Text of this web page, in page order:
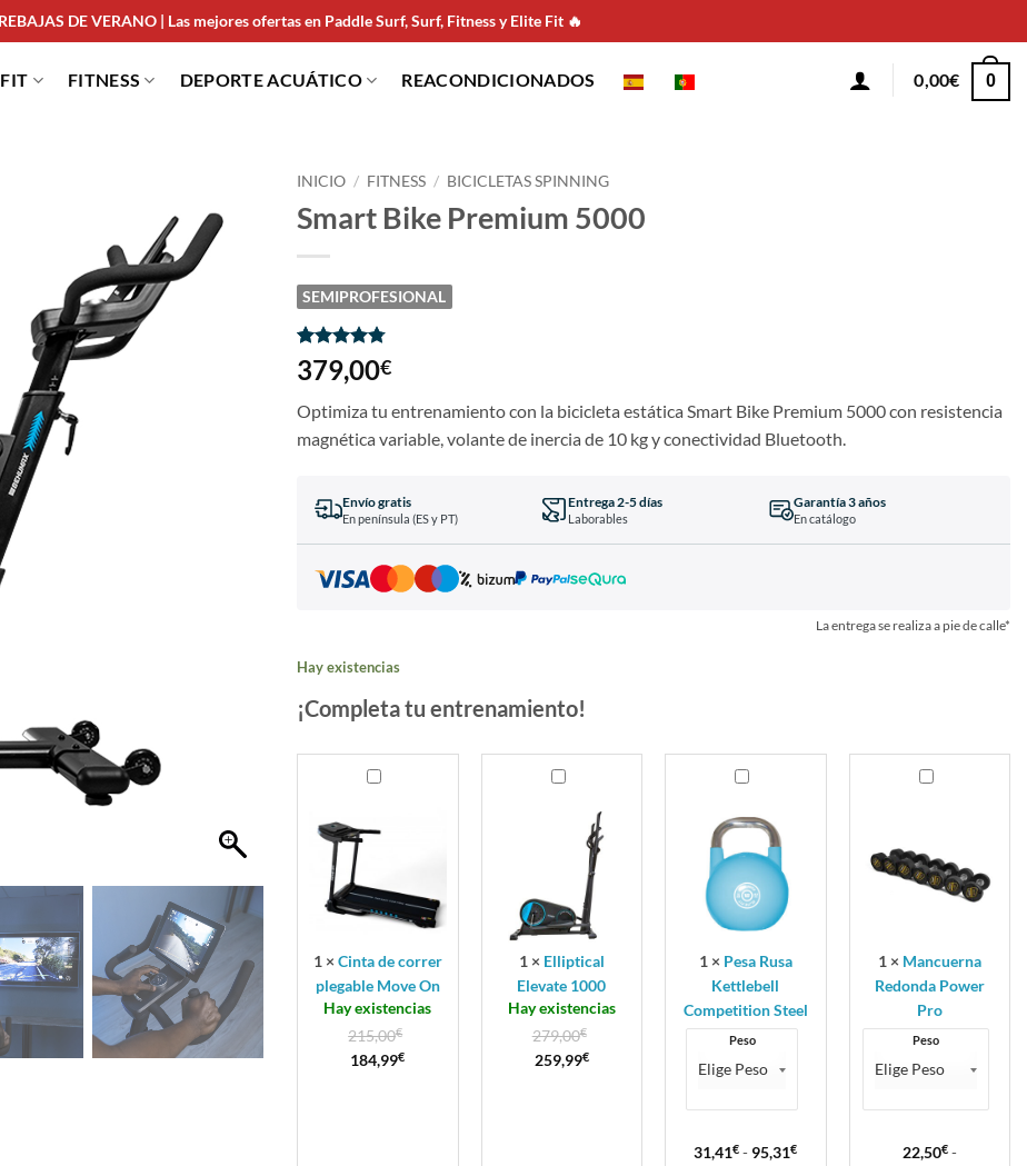
DE VERANO | Las mejores ofertas en Paddle Surf, Surf, Fitness y Elite Fit 🔥
FITNESS DEPORTE ACUÁTICO REACONDICIONADOS 0,00€ 0
INICIO / FITNESS / BICICLETAS SPINNING
Smart Bike Premium 5000
SEMIPROFESIONAL
Valorado
con 4.75
base a
4
valoraciones
de clientes
379,00€
Optimiza tu entrenamiento con la bicicleta estática Smart Bike Premium 5000 con resistencia
magnética variable, volante de inercia de 10 kg y conectividad Bluetooth.
Envío gratis
En península (ES y PT)
Entrega 2-5 días
Laborables
Garantía 3 años
En catálogo
La entrega se realiza a pie de calle*
Hay existencias
¡Completa tu entrenamiento!
correr
plegable
Move
1 × Cinta de correr
plegable Move On
Hay existencias
215,00€
184,99€
1 × Elliptical
Elevate 1000
Hay existencias
279,00€
259,99€
Kettlebell
Competition
Steel
1 × Pesa Rusa
Kettlebell
Competition Steel
Peso
31,41€ - 95,31€
Mancuerna
1 × Mancuerna
Redonda Power
Pro
Peso
22,50€ -